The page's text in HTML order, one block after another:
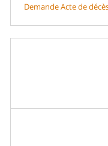
Demande Acte de